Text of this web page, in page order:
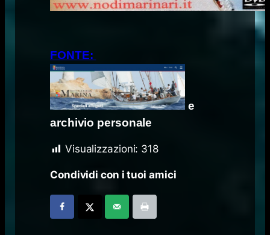
FONTE:
e
archivio personale
Visualizzazioni: 318
Condividi con i tuoi amici